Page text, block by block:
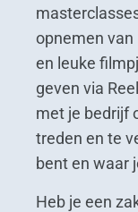
opnemen van
en leuke
geven via
met je bedrijf
treden en te
bent en waar
Heb je een